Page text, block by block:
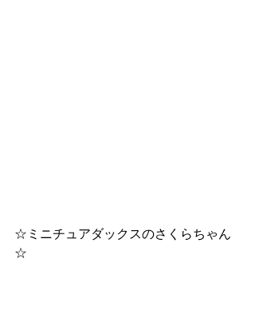
☆ミニチュアダックスのさくらちゃん
☆